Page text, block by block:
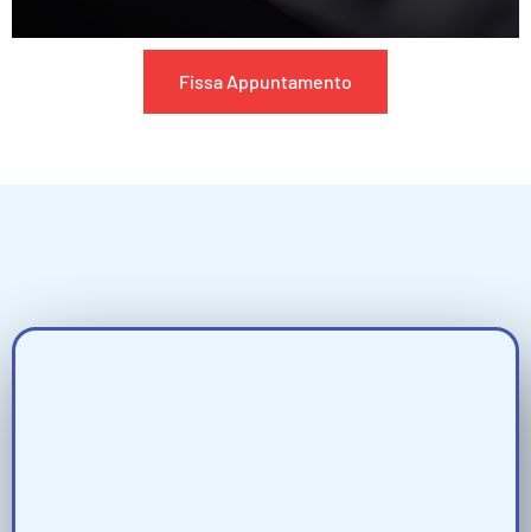
Fissa Appuntamento